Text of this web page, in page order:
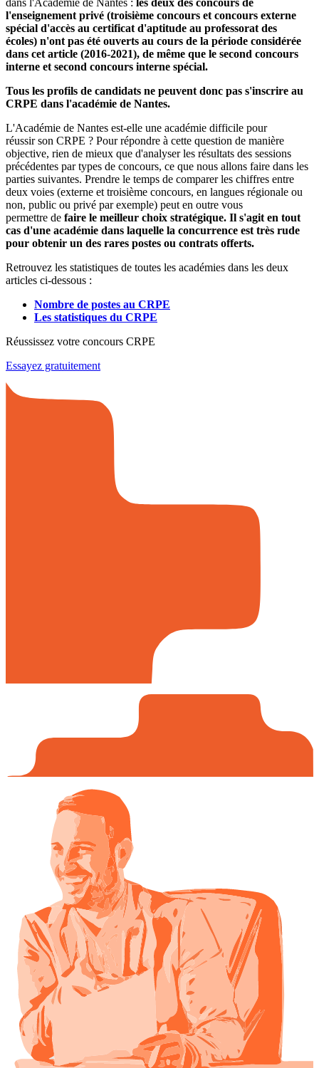
dans l'Académie de Nantes : les deux des concours de
l'enseignement privé (troisième concours et concours externe
spécial d'accès au certificat d'aptitude au professorat des
écoles) n'ont pas été ouverts au cours de la période considérée
dans cet article (2016-2021), de même que le second concours
interne et second concours interne spécial.
Tous les profils de candidats ne peuvent donc pas s'inscrire au
CRPE dans l'académie de Nantes.
L'Académie de Nantes est-elle une académie difficile pour
réussir son CRPE ? Pour répondre à cette question de manière
objective, rien de mieux que d'analyser les résultats des sessions
précédentes par types de concours, ce que nous allons faire dans les
parties suivantes. Prendre le temps de comparer les chiffres entre
deux voies (externe et troisième concours, en langues régionale ou
non, public ou privé par exemple) peut en outre vous
permettre de faire le meilleur choix stratégique. Il s'agit en tout
cas d'une académie dans laquelle la concurrence est très rude
pour obtenir un des rares postes ou contrats offerts.
Retrouvez les statistiques de toutes les académies dans les deux
articles ci-dessous :
Nombre de postes au CRPE
Les statistiques du CRPE
Réussissez votre concours CRPE
Essayez gratuitement